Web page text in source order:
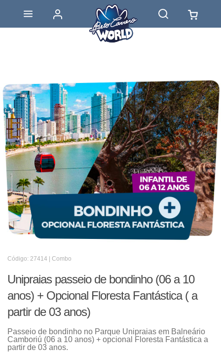
Código: 27414 | Combo
Unipraias passeio de bondinho (06 a 10
anos) + Opcional Floresta Fantástica ( a
partir de 03 anos)
Passeio de bondinho no Parque Unipraias em Balneário
Camboriú (06 a 10 anos) + opcional Floresta Fantástica a
partir de 03 anos.